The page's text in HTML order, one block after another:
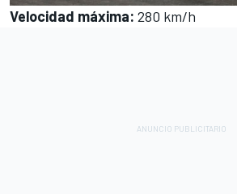
Velocidad máxima: 280 km/h